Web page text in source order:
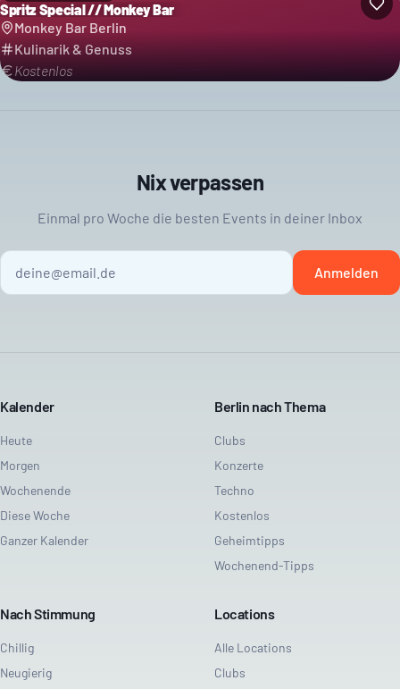
Spritz Special // Monkey Bar
Monkey Bar Berlin
Kulinarik & Genuss
Kostenlos
Nix verpassen
Einmal pro Woche die besten Events in deiner Inbox
Anmelden
Kalender
Heute
Morgen
Wochenende
Diese Woche
Ganzer Kalender
Berlin nach Thema
Clubs
Konzerte
Techno
Kostenlos
Geheimtipps
Wochenend-Tipps
Nach Stimmung
Chillig
Neugierig
Locations
Alle Locations
Clubs